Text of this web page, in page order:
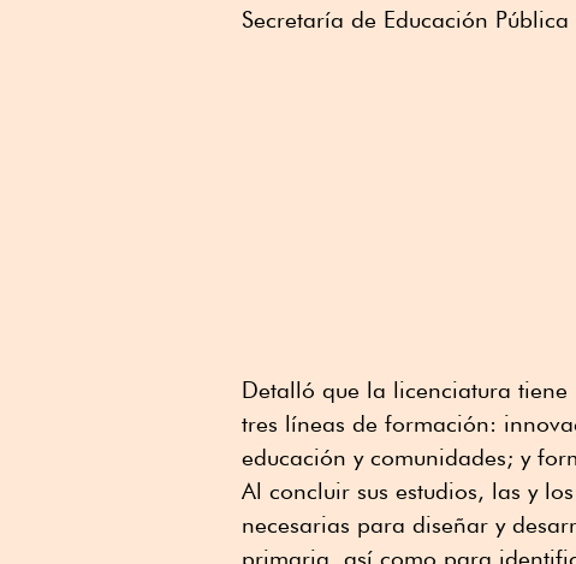
Secretaría de Educación Pública
Detalló que la licenciatura
tres líneas de formación:
educación y comunidades; y
Al concluir sus estudios, las y
necesarias para diseñar y
primaria, así como para